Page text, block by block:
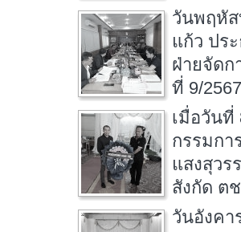
วันพฤหัส
แก้ว ปร
ฝ่ายจัดก
ที่ 9/
เมื่อวันที่
กรรมก
แสงสุว
สังกัด ต
วันอังคา